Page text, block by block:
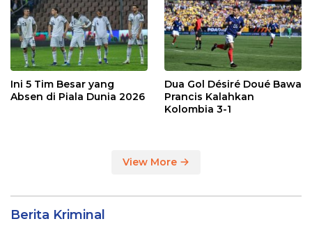
Ini 5 Tim Besar yang
Absen di Piala Dunia 2026
Dua Gol Désiré Doué Bawa
Prancis Kalahkan
Kolombia 3-1
View More
Berita Kriminal